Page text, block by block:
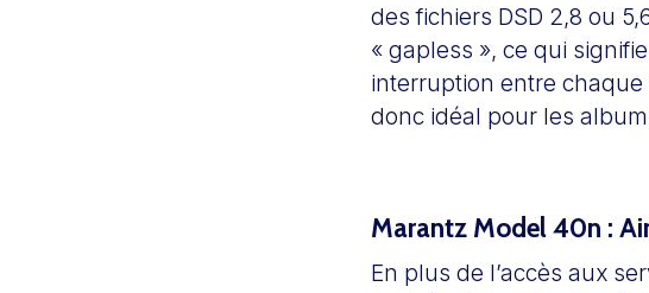
des fichiers DSD 2,8 ou
« gapless », ce qui
interruption entre chaque
donc idéal pour les
Marantz Model 40n :
En plus de l’accès aux